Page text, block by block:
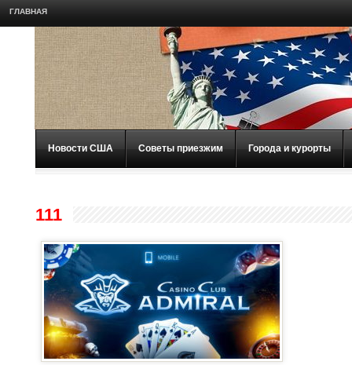
ГЛАВНАЯ
Новости США Советы приезжим Города и курорты
111